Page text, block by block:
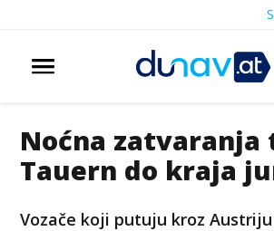
Noćna zatvaranja
Tauern do kraja
Vozače koji putuju kroz